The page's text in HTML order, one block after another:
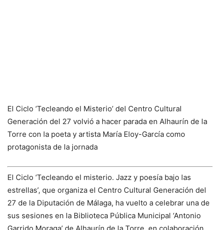
El Ciclo ‘Tecleando el Misterio’ del Centro Cultural
Generación del 27 volvió a hacer parada en Alhaurín de la
Torre con la poeta y artista María Eloy-García como
protagonista de la jornada
El Ciclo ‘Tecleando el misterio. Jazz y poesía bajo las
estrellas’, que organiza el Centro Cultural Generación del
27 de la Diputación de Málaga, ha vuelto a celebrar una de
sus sesiones en la Biblioteca Pública Municipal ‘Antonio